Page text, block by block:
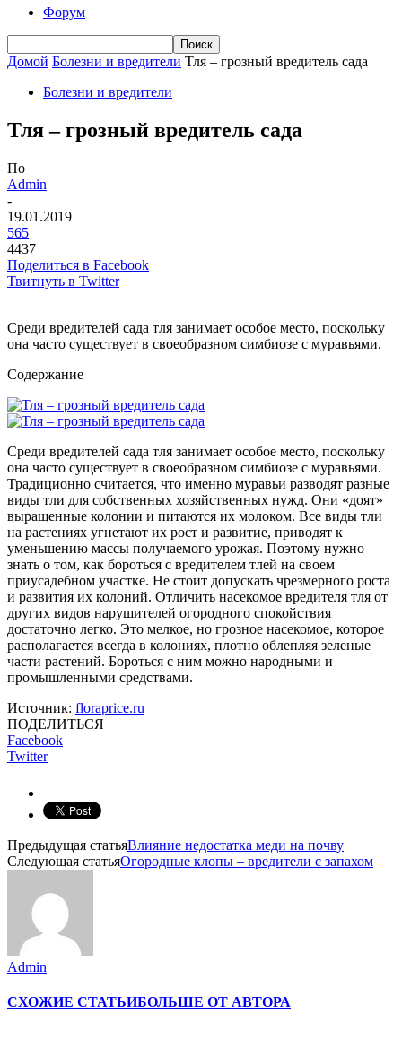
Форум
Домой Болезни и вредители Тля – грозный вредитель сада
Болезни и вредители
Тля – грозный вредитель сада
По
Admin
-
19.01.2019
565
4437
Поделиться в Facebook
Твитнуть в Twitter
Среди вредителей сада тля занимает особое место, поскольку
она часто существует в своеобразном симбиозе с муравьями.
Содержание
Среди вредителей сада тля занимает особое место, поскольку
она часто существует в своеобразном симбиозе с муравьями.
Традиционно считается, что именно муравьи разводят разные
виды тли для собственных хозяйственных нужд. Они «доят»
выращенные колонии и питаются их молоком. Все виды тли
на растениях угнетают их рост и развитие, приводят к
уменьшению массы получаемого урожая. Поэтому нужно
знать о том, как бороться с вредителем тлей на своем
приусадебном участке. Не стоит допускать чрезмерного роста
и развития их колоний. Отличить насекомое вредителя тля от
других видов нарушителей огородного спокойствия
достаточно легко. Это мелкое, но грозное насекомое, которое
располагается всегда в колониях, плотно облепляя зеленые
части растений. Бороться с ним можно народными и
промышленными средствами.
Источник: floraprice.ru
ПОДЕЛИТЬСЯ
Facebook
Twitter
Предыдущая статьяВлияние недостатка меди на почву
Следующая статьяОгородные клопы – вредители с запахом
Admin
СХОЖИЕ СТАТЬИБОЛЬШЕ ОТ АВТОРА